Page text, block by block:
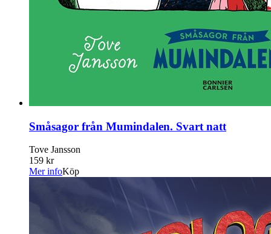
Småsagor från Mumindalen. Svart natt
Tove Jansson
159 kr
Mer infoKöp